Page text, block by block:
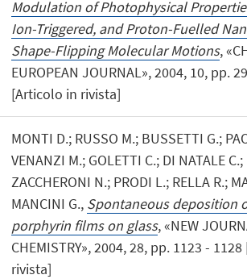
Modulation of Photophysical
Ion-Triggered, and Proton-Fuelled
Shape-Flipping Molecular Motions,
EUROPEAN JOURNAL», 2004, 10, pp.
[Articolo in rivista]
MONTI D.; RUSSO M.; BUSSETTI G.;
VENANZI M.; GOLETTI C.; DI NATALE
ZACCHERONI N.; PRODI L.; RELLA R.;
MANCINI G., Spontaneous deposition
porphyrin films on glass, «NEW
CHEMISTRY», 2004, 28, pp. 1123 -
rivista]